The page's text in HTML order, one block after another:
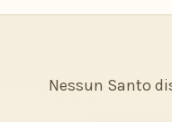
Nessun Santo